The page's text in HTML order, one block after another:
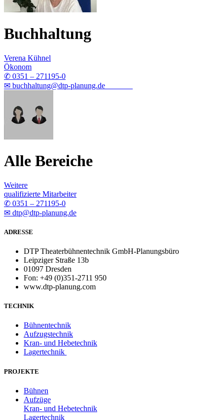
Buchhaltung
Verena Kühnel
Ökonom
✆ 0351 – 271195-0
✉ buchhaltung@dtp-planung.de
Alle Bereiche
Weitere
qualifizierte Mitarbeiter
✆ 0351 – 271195-0
✉ dtp@dtp-planung.de
ADRESSE
DTP Theaterbühnentechnik GmbH-Planungsbüro
Leipziger Straße 13b
01097 Dresden
Fon: +49 (0)351-2711 950
www.dtp-planung.com
TECHNIK
Bühnentechnik
Aufzugstechnik
Kran- und Hebetechnik
Lagertechnik
PROJEKTE
Bühnen
Aufzüge
Kran- und Hebetechnik
Lagertechnik